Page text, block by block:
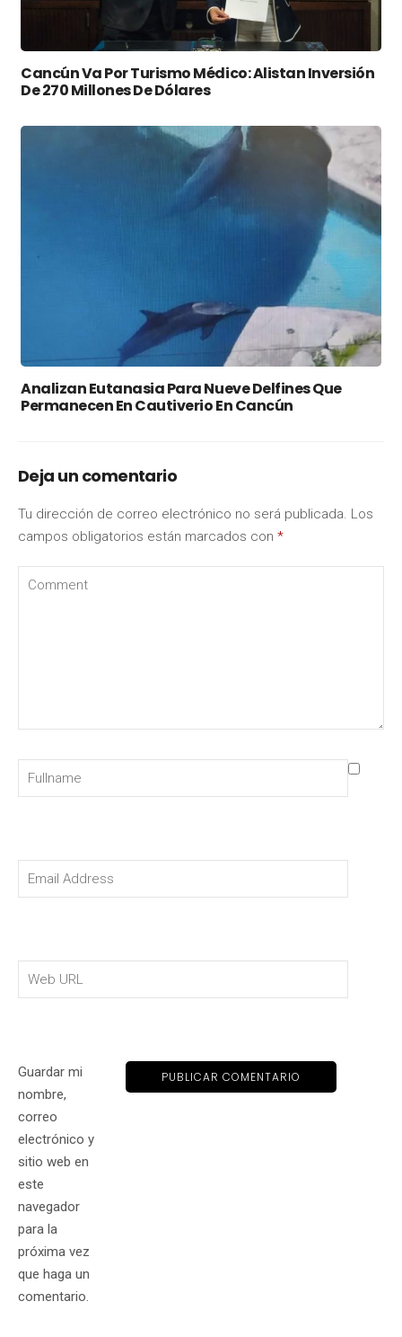
Cancún Va Por Turismo Médico: Alistan Inversión
De 270 Millones De Dólares
Analizan Eutanasia Para Nueve Delfines Que
Permanecen En Cautiverio En Cancún
Deja un comentario
Tu dirección de correo electrónico no será publicada. Los
campos obligatorios están marcados con *
Guardar mi
nombre,
correo
electrónico y
sitio web en
este
navegador
para la
próxima vez
que haga un
comentario.